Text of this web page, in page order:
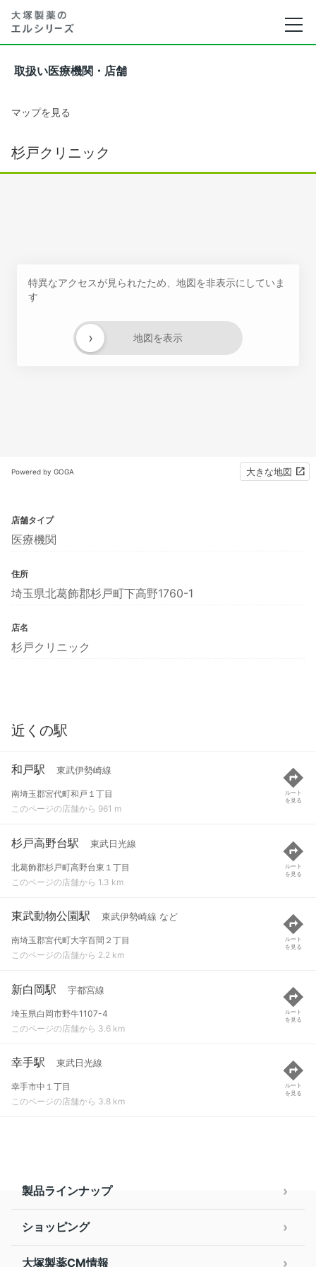
取扱い医療機関・店舗
マップを見る
杉戸クリニック
特異なアクセスが見られたため、地図を非表示にしていま
す
地図を表示
›
Powered by GOGA 大きな地図
店舗タイプ
医療機関
住所
埼玉県北葛飾郡杉戸町下高野1760-1
店名
杉戸クリニック
近くの駅
和戸駅 東武伊勢崎線
南埼玉郡宮代町和戸１丁目
このページの店舗から 961 m
ルート
を見る
杉戸高野台駅 東武日光線
北葛飾郡杉戸町高野台東１丁目
このページの店舗から 1.3 km
ルート
を見る
東武動物公園駅 東武伊勢崎線 など
南埼玉郡宮代町大字百間２丁目
このページの店舗から 2.2 km
ルート
を見る
新白岡駅 宇都宮線
埼玉県白岡市野牛1107-4
このページの店舗から 3.6 km
ルート
を見る
幸手駅 東武日光線
幸手市中１丁目
このページの店舗から 3.8 km
ルート
を見る
製品ラインナップ
ショッピング
大塚製薬CM情報